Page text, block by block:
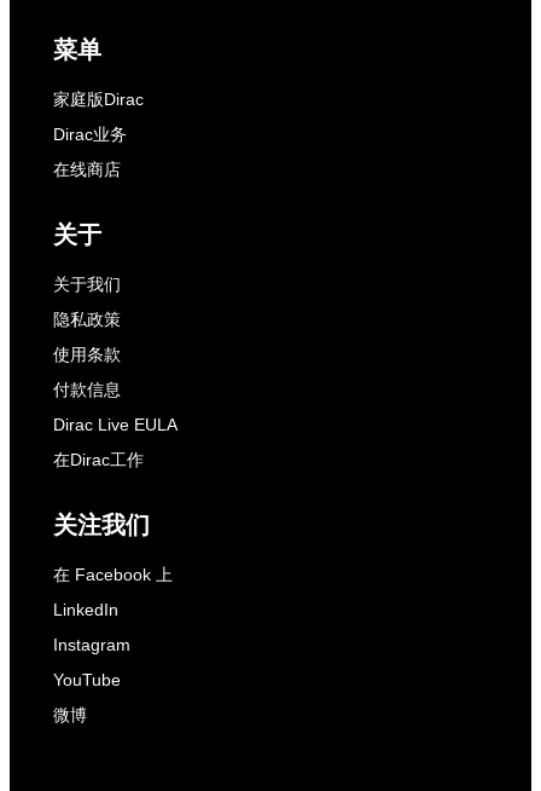
菜单
家庭版Dirac
Dirac业务
在线商店
关于
关于我们
隐私政策
使用条款
付款信息
Dirac Live EULA
在Dirac工作
关注我们
在 Facebook 上
LinkedIn
Instagram
YouTube
微博